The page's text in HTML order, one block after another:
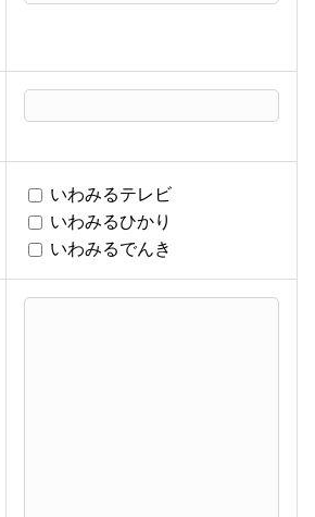
いわみるテレビ
いわみるひかり
いわみるでんき